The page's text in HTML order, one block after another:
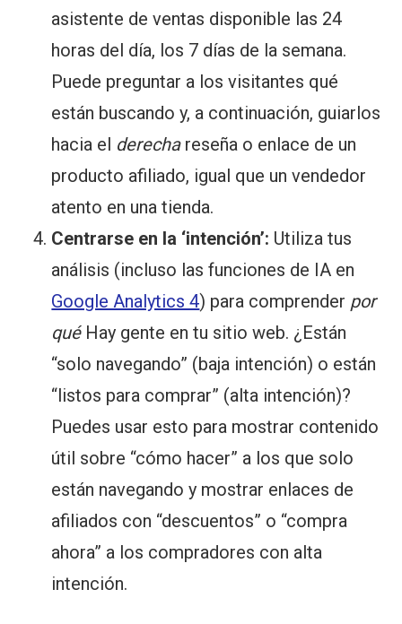
asistente de ventas disponible las 24
horas del día, los 7 días de la semana.
Puede preguntar a los visitantes qué
están buscando y, a continuación, guiarlos
hacia el derechareseña o enlace de un
producto afiliado, igual que un vendedor
atento en una tienda.
Centrarse en la ‘intención’: Utiliza tus
análisis (incluso las funciones de IA en
Google Analytics 4) para comprender por
quéHay gente en tu sitio web. ¿Están
“solo navegando” (baja intención) o están
“listos para comprar” (alta intención)?
Puedes usar esto para mostrar contenido
útil sobre “cómo hacer” a los que solo
están navegando y mostrar enlaces de
afiliados con “descuentos” o “compra
ahora” a los compradores con alta
intención.